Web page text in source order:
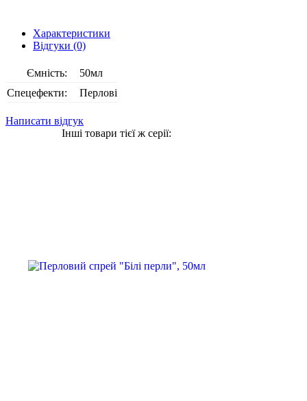
Характеристики
Відгуки (0)
Ємність:
50мл
Спецефекти:
Перлові
Написати відгук
Інші товари тієї ж серії: